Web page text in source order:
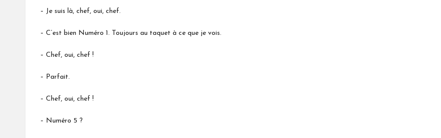
– Je suis là, chef, oui, chef.
– C’est bien Numéro 1. Toujours au taquet à ce que je vois.
– Chef, oui, chef !
– Parfait.
– Chef, oui, chef !
– Numéro 5 ?